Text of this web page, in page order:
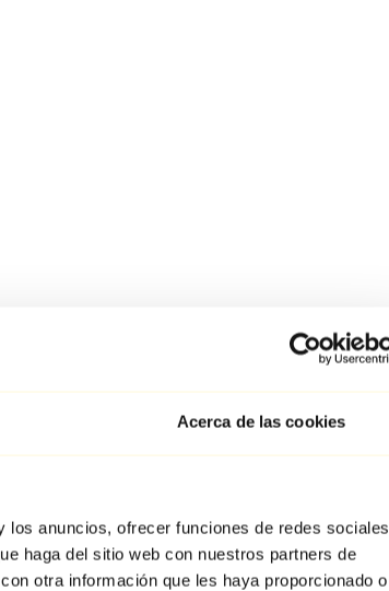
Acerca de las cookies
anuncios, ofrecer funciones de redes sociales
haga del sitio web con nuestros partners de
otra información que les haya proporcionado o